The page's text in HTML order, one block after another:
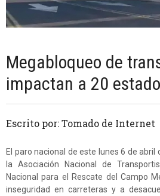
Megabloqueo de
impactan a 20
Escrito por: Tomado de Internet
El paro nacional de este lunes 6 de
la Asociación Nacional de
Nacional para el Rescate del Campo
inseguridad en carreteras y a